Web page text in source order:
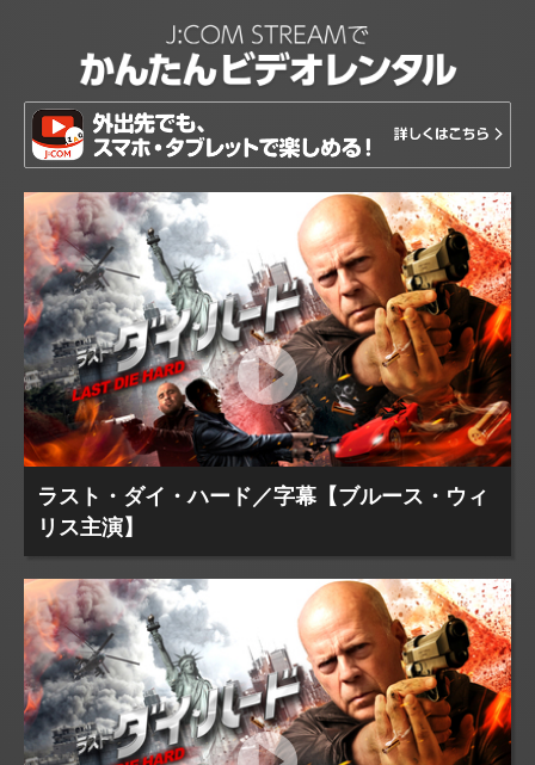
ラスト・ダイ・ハード／字幕【ブルース・ウィ
リス主演】